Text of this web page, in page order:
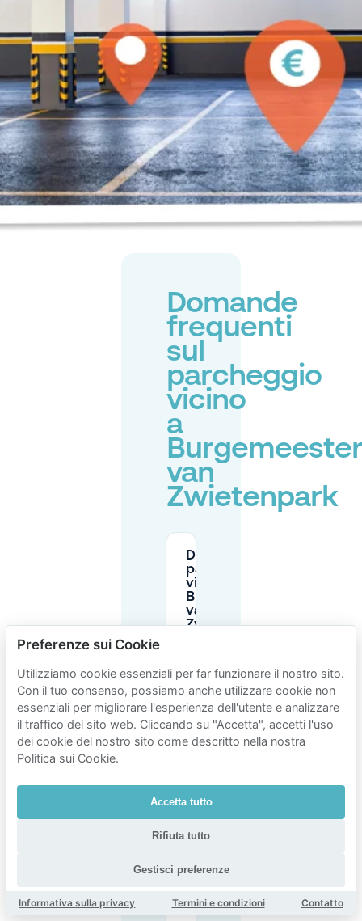
Domande
frequenti
sul
parcheggio
vicino
a
van
Zwietenpark
Dove posso
parcheggiare
vicino al
Burgemeester
van
Zwietenpark
P+R)?
Come sono di
solito i costi di
parcheggio
al
Burgemeester
van
Zwietenpark?
pagare con
PIN o app
Preferenze sui Cookie
Utilizziamo cookie essenziali per far funzionare il nostro sito.
Con il tuo consenso, possiamo anche utilizzare cookie non
essenziali per migliorare l'esperienza dell'utente e analizzare
il traffico del sito web. Cliccando su "Accetta", accetti l'uso
dei cookie del nostro sito come descritto nella nostra
Politica sui Cookie.
Accetta tutto
Rifiuta tutto
Gestisci preferenze
Informativa sulla privacy Termini e condizioni Contatto